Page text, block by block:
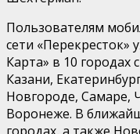
Пользователям
сети «Перекресток»
Карта» в 10 городах
Казани,
Новгороде, Самаре,
Воронеже. В